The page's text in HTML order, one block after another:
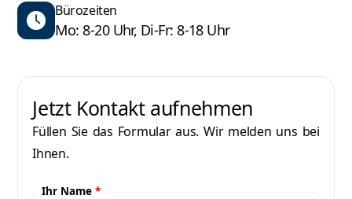
Bürozeiten
Mo: 8-20 Uhr, Di-Fr: 8-18 Uhr
Jetzt Kontakt aufnehmen
Füllen Sie das Formular aus. Wir melden uns bei
Ihnen.
Ihr Name*